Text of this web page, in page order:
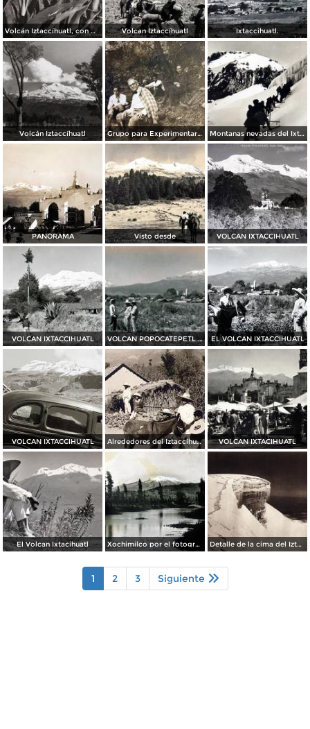
Volcán Iztaccíhuatl, con magueyes Volcan Iztaccíhuatl Ixtaccihuatl.
Volcán Iztaccíhuatl Grupo para Experimentar los rayos cosmicos en la caja de agua del volcan Ixtaccihuatl fechada en 1931 Montanas nevadas del Ixtacihuatl
PANORAMA Visto desde VOLCAN IXTACCIHUATL
VOLCAN IXTACCIHUATL VOLCAN POPOCATEPETL E IXTACCIHUATL EL VOLCAN IXTACCIHUATL
VOLCAN IXTACCIHUATL Alrededores del Iztaccíhuatl VOLCAN IXTACIHUATL
El Volcan Ixtacihuatl Xochimilco por el fotografo HUGO BREHME Detalle de la cima del Iztaccíhuatl (circa 1920)
1 2 3 Siguiente